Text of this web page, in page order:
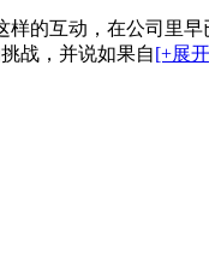
的互动，在公司里
战，并说如果自[+展